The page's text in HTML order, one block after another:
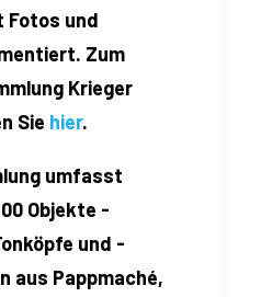
Fotos und
Zum
Krieger
Sie hier.
umfasst
Objekte -
und -
aus Pappmaché,